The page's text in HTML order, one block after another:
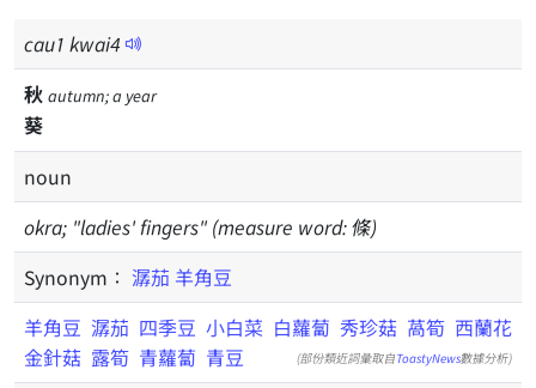
cau1 kwai4
秋 autumn; a year
葵
noun
okra; "ladies' fingers" (measure word: 條)
Synonym： 潺茄 羊角豆
羊角豆 潺茄 四季豆 小白菜 白蘿蔔 秀珍菇 萵筍 西蘭花
金針菇 露筍 青蘿蔔 青豆 (部份類近詞彙取自ToastyNews數據分析)